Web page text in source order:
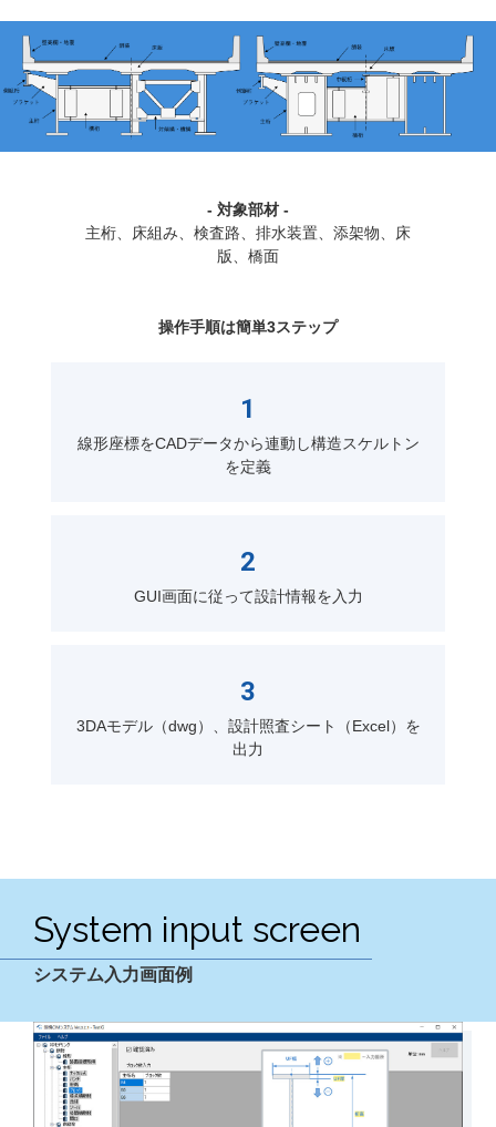
- 対象部材 -
主桁、床組み、検査路、排水装置、添架物、床
版、橋面
操作手順は簡単3ステップ
1
線形座標をCADデータから連動し構造スケルトン
を定義
2
GUI画面に従って設計情報を入力
3
3DAモデル（dwg）、設計照査シート（Excel）を
出力
System input screen
システム入力画面例